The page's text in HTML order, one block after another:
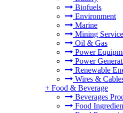
Biofuels
Environment
Marine
Mining
Oil & Gas
Power
Power
Renewable
Wires &
+ Food & Beverage
Beverages
Food